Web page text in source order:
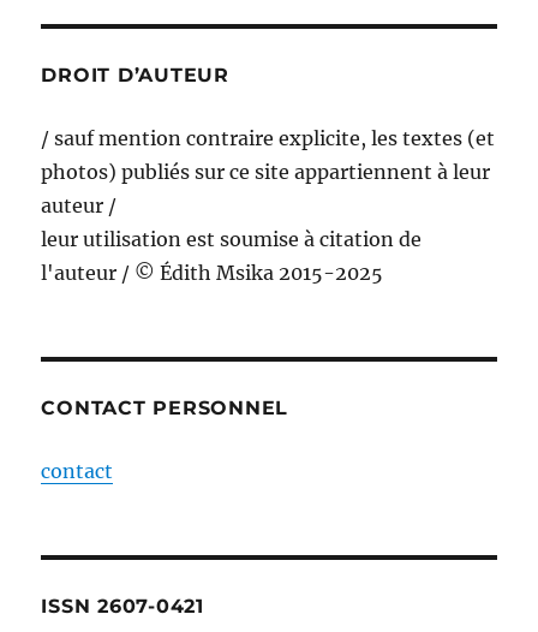
DROIT D’AUTEUR
/ sauf mention contraire explicite, les textes (et
photos) publiés sur ce site appartiennent à leur
auteur /
leur utilisation est soumise à citation de
l'auteur / © Édith Msika 2015-2025
CONTACT PERSONNEL
contact
ISSN 2607-0421